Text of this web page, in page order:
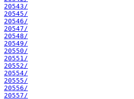
20543/
20545/
20546/
20547/
20548/
20549/
20550/
20551/
20552/
20554/
20555/
20556/
20557/